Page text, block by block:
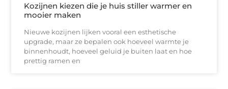
Kozijnen kiezen die je huis stiller warmer en
mooier maken
Nieuwe kozijnen lijken vooral een esthetische
upgrade, maar ze bepalen ook hoeveel warmte je
binnenhoudt, hoeveel geluid je buiten laat en hoe
prettig ramen en